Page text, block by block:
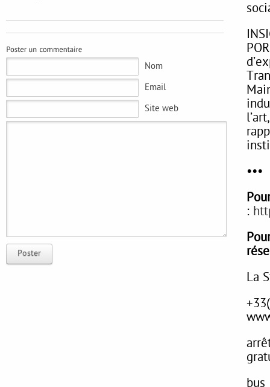
Nom
Email
Site web
Poster
•••
:
La